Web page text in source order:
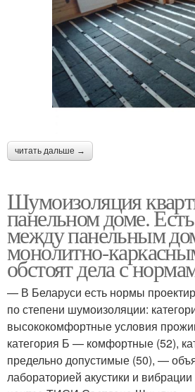
читать дальше →
Шумоизоляция
панельном доме.
между панельным
монолитно-
обстоят дела с
— В Беларуси есть нормы
по степени шумоизоляции:
высококомфортные условия
категория Б — комфортные (52),
предельно допустимые (50), —
лабораторией акустики и